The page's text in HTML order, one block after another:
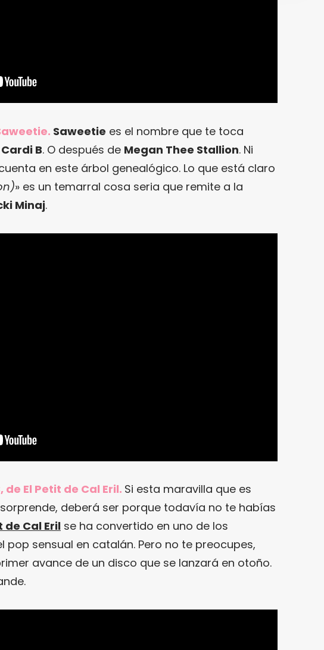
Saweetie es el nombre que te toca
Cardi B. O después de Megan Thee Stallion. Ni
en este árbol genealógico. Lo que está claro
» es un temarral cosa seria que remite a la
Minaj.
de El Petit de Cal Eril. Si esta maravilla que es
deberá ser porque todavía no te habías
de Cal Eril se ha convertido en uno de los
pop sensual en catalán. Pero no te preocupes,
avance de un disco que se lanzará en otoño.